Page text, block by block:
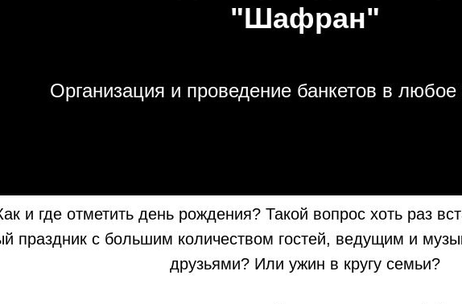
"Шафран"
Организация и проведение банкетов в любое
и где отметить день рождения? Такой вопрос хоть раз
праздник с большим количеством гостей, ведущим и
друзьями? Или ужин в кругу семьи?